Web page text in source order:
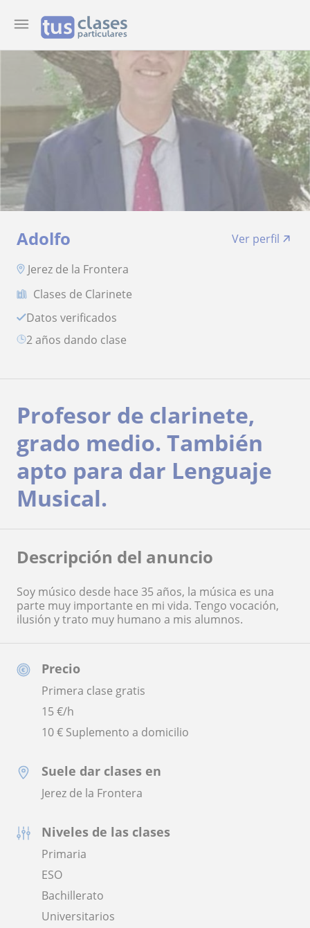
Adolfo
Ver perfil
Jerez de la Frontera
Clases de Clarinete
Datos verificados
2 años dando clase
Precio
Primera clase gratis
15€/h
10 € Suplemento a domicilio
Suele dar clases en
Jerez de la Frontera
Niveles de las clases
Primaria
ESO
Bachillerato
Universitarios
Profesor de clarinete,
grado medio. También
apto para dar Lenguaje
Musical.
Descripción del anuncio
Soy músico desde hace 35 años, la música es una
parte muy importante en mi vida. Tengo vocación,
ilusión y trato muy humano a mis alumnos.